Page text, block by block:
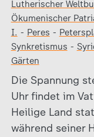
Lutherischer
Ökumenischer
I. - Peres -
Synkretismus -
Gärten
Die Spannung
Uhr findet im
Heilige Land
während seiner